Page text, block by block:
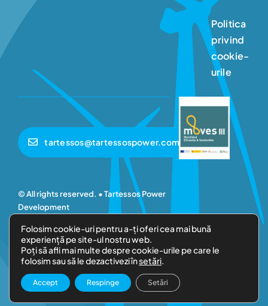
Politica
privind
cookie-
urile
tartessos@tartessospower.com
© All rights reserved. • Tartessos Power
Development
Folosim cookie-uri pentru a-ți oferi cea mai bună
experiență pe site-ul nostru web.
Poți să afli mai multe despre cookie-urile pe care le
folosim sau să le dezactivezi însetări.
Accept Respinge Setări